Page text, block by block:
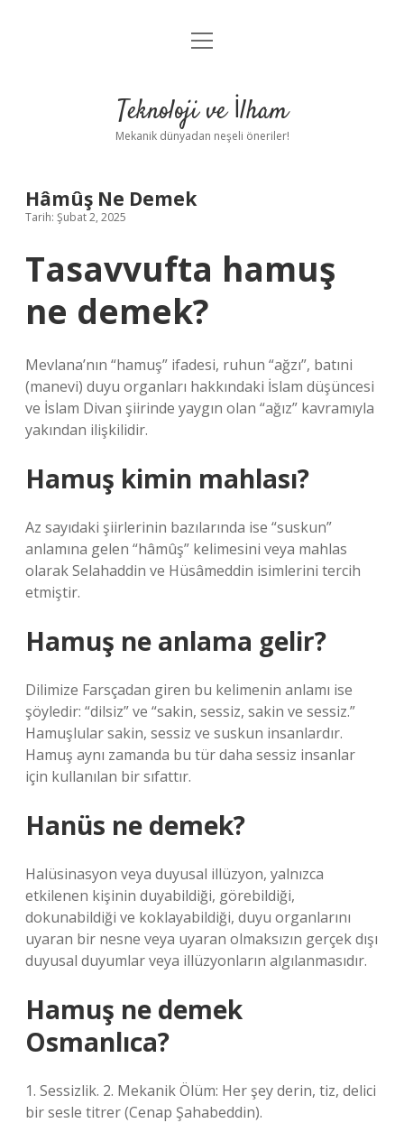
Anasayfa
Yasal Uyarı
menüyü
Teknoloji ve İlham
Mekanik dünyadan neşeli öneriler!
Hâmûş Ne Demek
Tarih: Şubat 2, 2025
Tasavvufta hamuş
ne demek?
Mevlana’nın “hamuş” ifadesi, ruhun “ağzı”, batıni
(manevi) duyu organları hakkındaki İslam düşüncesi
ve İslam Divan şiirinde yaygın olan “ağız” kavramıyla
yakından ilişkilidir.
Hamuş kimin mahlası?
Az sayıdaki şiirlerinin bazılarında ise “suskun”
anlamına gelen “hâmûş” kelimesini veya mahlas
olarak Selahaddin ve Hüsâmeddin isimlerini tercih
etmiştir.
Hamuş ne anlama gelir?
Dilimize Farsçadan giren bu kelimenin anlamı ise
şöyledir: “dilsiz” ve “sakin, sessiz, sakin ve sessiz.”
Hamuşlular sakin, sessiz ve suskun insanlardır.
Hamuş aynı zamanda bu tür daha sessiz insanlar
için kullanılan bir sıfattır.
Hanüs ne demek?
Halüsinasyon veya duyusal illüzyon, yalnızca
etkilenen kişinin duyabildiği, görebildiği,
dokunabildiği ve koklayabildiği, duyu organlarını
uyaran bir nesne veya uyaran olmaksızın gerçek dışı
duyusal duyumlar veya illüzyonların algılanmasıdır.
Hamuş ne demek
Osmanlıca?
1. Sessizlik. 2. Mekanik Ölüm: Her şey derin, tiz, delici
bir sesle titrer (Cenap Şahabeddin).